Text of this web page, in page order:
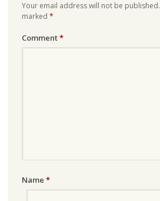
Your email address will not be published.
marked *
Comment*
Name *